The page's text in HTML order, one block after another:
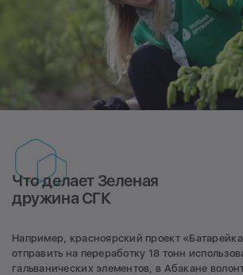
Что делает Зеленая
дружина СГК
Например, красноярский проект
отправить на переработку 18 тонн
гальванических элементов, в Абакане